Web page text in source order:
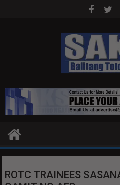
ROTC TRAINEES